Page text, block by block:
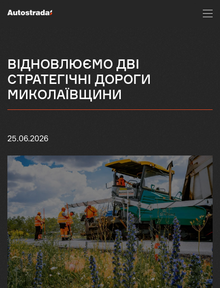
ВІДНОВЛЮЄМО ДВІ
СТРАТЕГІЧНІ ДОРОГИ
МИКОЛАЇВЩИНИ
25.06.2026